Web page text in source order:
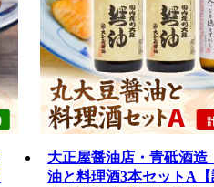
大正屋醤油店・青砥酒
油と料理酒3本セットA【